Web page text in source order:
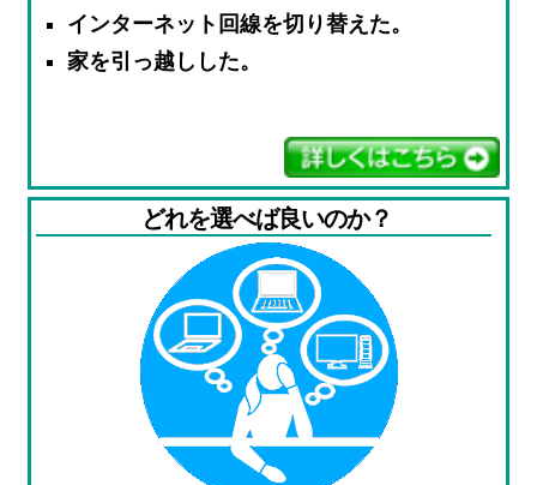
インターネット回線を切り替えた。
家を引っ越しした。
どれを選べば良いのか？